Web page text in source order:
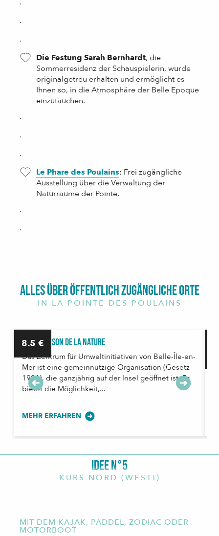
.
.
Die Festung Sarah Bernhardt, die
Sommerresidenz der Schauspielerin, wurde
originalgetreu erhalten und ermöglicht es
Ihnen so, in die Atmosphäre der Belle Epoque
einzutauchen.
.
.
.
Le Phare des Poulains: Frei zugängliche
Ausstellung über die Verwaltung der
Naturräume der Pointe.
.
.
Alles über öffentlich zugängliche Orte
IN LA POINTE DES POULAINS
8.5 €
CPIE - Maison de la Nature
Das Zentrum für Umweltinitiativen von Belle-Île-en-
Mer ist eine gemeinnützige Organisation (Gesetz
1901), die ganzjährig auf der Insel geöffnet ist. Es
bietet die Möglichkeit,...
MEHR ERFAHREN
IDEE N°5
KURS NORD (WEST!)
MIT DEM KAJAK, PADDEL, ZODIAC ODER
MOTORBOOT